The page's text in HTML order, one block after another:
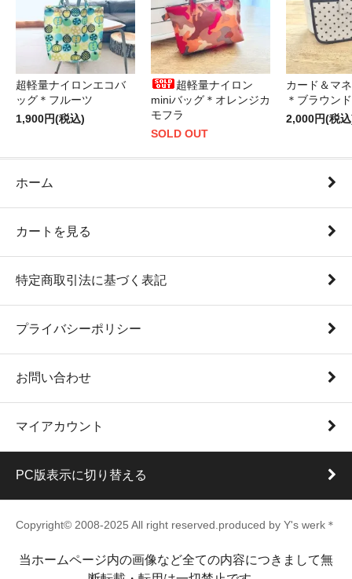
超軽量ナイロンエコバ
ッグ＊フルーツ
1,900円(税込)
超軽量ナイロン
miniバッグ＊オレンジカ
モフラ
SOLD OUT
カード＆マ
＊ブラウン
2,000円(税
ホーム
カートを見る
特定商取引法に基づく表記
プライバシーポリシー
お問い合わせ
マイアカウント
PC版表示に切り替える
Copyright© 2008-2025 All right reserved.produced by Y's werk＊
当ホームページ内の画像など全ての内容につきまして無